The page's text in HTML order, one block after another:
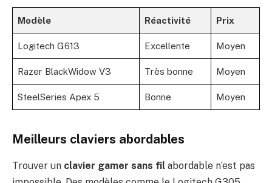
Modèle Réactivité Prix
Logitech G613 Excellente Moyen
Razer BlackWidow V3 Très bonne Moyen
SteelSeries Apex 5 Bonne Moyen
Meilleurs claviers abordables
Trouver un clavier gamer sans fil abordable n’est pas